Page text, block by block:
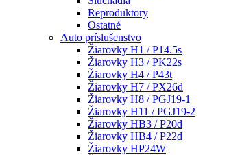
Reproduktory
Ostatné
Auto príslušenstvo
Žiarovky H1 / P14.5s
Žiarovky H3 / PK22s
Žiarovky H4 / P43t
Žiarovky H7 / PX26d
Žiarovky H8 / PGJ19-1
Žiarovky H11 / PGJ19-2
Žiarovky HB3 / P20d
Žiarovky HB4 / P22d
Žiarovky HP24W